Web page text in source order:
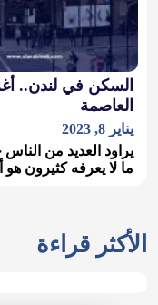
السكن في لندن..
العاصمة
يناير 8, 2023
يراود العديد من
ما لا يعرفه كثيرون
الأكثر قراءة